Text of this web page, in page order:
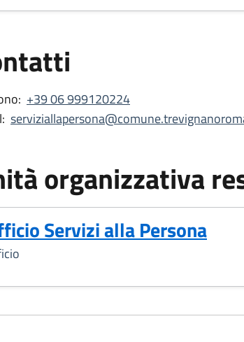
+39 06 999120224
organizzativa
Servizi alla Persona